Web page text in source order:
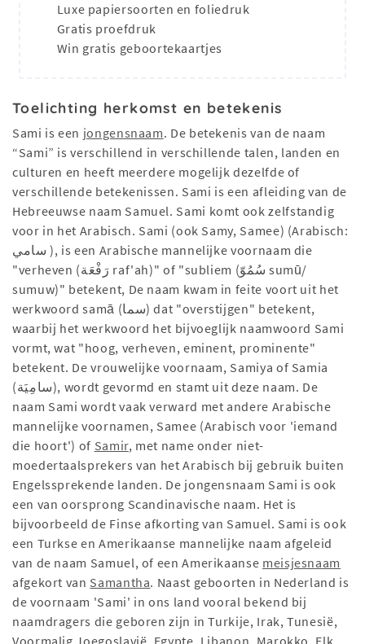
Luxe papiersoorten en foliedruk
Gratis proefdruk
Win gratis geboortekaartjes
Toelichting herkomst en betekenis
Sami is een jongensnaam. De betekenis van de naam
“Sami” is verschillend in verschillende talen, landen en
culturen en heeft meerdere mogelijk dezelfde of
verschillende betekenissen. Sami is een afleiding van de
Hebreeuwse naam Samuel. Sami komt ook zelfstandig
voor in het Arabisch. Sami (ook Samy, Samee) (Arabisch:
سامي ), is een Arabische mannelijke voornaam die
"verheven (رَفْعَة raf'ah)" of "subliem (سُمُوّ sumū/
sumuw)" betekent, De naam kwam in feite voort uit het
werkwoord samā (سما) dat "overstijgen" betekent,
waarbij het werkwoord het bijvoeglijk naamwoord Sami
vormt, wat "hoog, verheven, eminent, prominente"
betekent. De vrouwelijke voornaam, Samiya of Samia
(سامِيَة), wordt gevormd en stamt uit deze naam. De
naam Sami wordt vaak verward met andere Arabische
mannelijke voornamen, Samee (Arabisch voor 'iemand
die hoort') of Samir, met name onder niet-
moedertaalsprekers van het Arabisch bij gebruik buiten
Engelssprekende landen. De jongensnaam Sami is ook
een van oorsprong Scandinavische naam. Het is
bijvoorbeeld de Finse afkorting van Samuel. Sami is ook
een Turkse en Amerikaanse mannelijke naam afgeleid
van de naam Samuel, of een Amerikaanse meisjesnaam
afgekort van Samantha. Naast geboorten in Nederland is
de voornaam 'Sami' in ons land vooral bekend bij
naamdragers die geboren zijn in Turkije, Irak, Tunesië,